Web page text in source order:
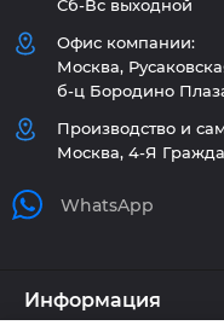
Сб-Вс выходной
Офис компании:
Москва,
б-ц Бородино
Производство и
Москва, 4-Я
WhatsApp
Информация